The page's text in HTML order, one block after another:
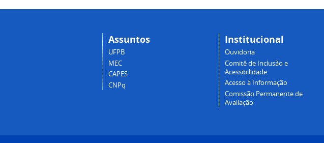
Assuntos
UFPB
MEC
CAPES
CNPq
Institucional
Ouvidoria
Comitê de Inclusão e
Acessibilidade
Acesso à Informação
Comissão Permanente de
Avaliação